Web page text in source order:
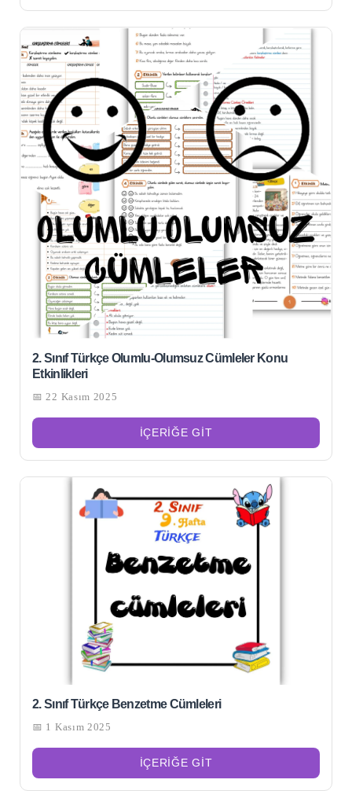
2. Sınıf Türkçe Olumlu-Olumsuz Cümleler Konu
Etkinlikleri
📅 22 Kasım 2025
İÇERIĞE GIT
2. Sınıf Türkçe Benzetme Cümleleri
📅 1 Kasım 2025
İÇERIĞE GIT